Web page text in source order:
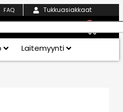
FAQ Tukkuasiakkaat
0
Laitemyynti